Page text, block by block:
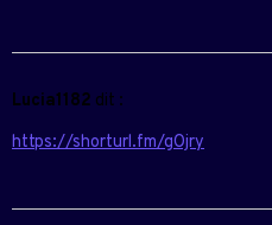
Lucia1182 dit :
https://shorturl.fm/gOjry